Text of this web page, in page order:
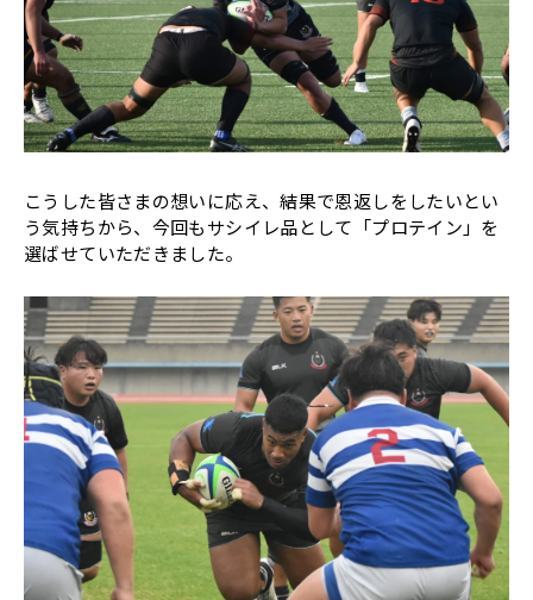
こうした皆さまの想いに応え、結果で恩返しをしたいとい
う気持ちから、今回もサシイレ品として「プロテイン」を
選ばせていただきました。